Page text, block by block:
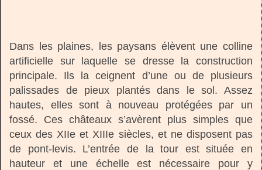
Dans les plaines, les paysans élèvent une colline
artificielle sur laquelle se dresse la construction
principale. Ils la ceignent d’une ou de plusieurs
palissades de pieux plantés dans le sol. Assez
hautes, elles sont à nouveau protégées par un
fossé. Ces châteaux s’avèrent plus simples que
ceux des XIIe et XIIIe siècles, et ne disposent pas
de pont-levis. L’entrée de la tour est située en
hauteur et une échelle est nécessaire pour y